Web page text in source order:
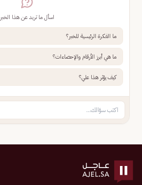
اسأل ما تريد عن هذا الخبر
ما الفكرة الرئيسية للخبر؟
ما هي أبرز الأرقام والإحصاءات؟
كيف يؤثر هذا علي؟